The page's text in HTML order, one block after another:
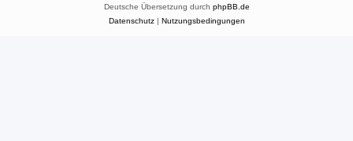
Deutsche Übersetzung durch phpBB.de
Datenschutz| Nutzungsbedingungen